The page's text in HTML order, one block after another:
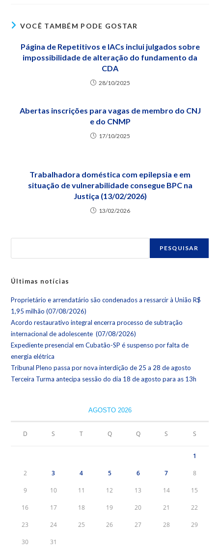
VOCÊ TAMBÉM PODE GOSTAR
Página de Repetitivos e IACs inclui julgados sobre
impossibilidade de alteração do fundamento da
CDA
28/10/2025
Abertas inscrições para vagas de membro do CNJ
e do CNMP
17/10/2025
Trabalhadora doméstica com epilepsia e em
situação de vulnerabilidade consegue BPC na
Justiça (13/02/2026)
13/02/2026
PESQUISAR
Últimas notícias
Proprietário e arrendatário são condenados a ressarcir à União R$
1,95 milhão (07/08/2026)
Acordo restaurativo integral encerra processo de subtração
internacional de adolescente (07/08/2026)
Expediente presencial em Cubatão-SP é suspenso por falta de
energia elétrica
Tribunal Pleno passa por nova interdição de 25 a 28 de agosto
Terceira Turma antecipa sessão do dia 18 de agosto para as 13h
AGOSTO 2026
D S T Q Q S S
1
2 3 4 5 6 7 8
9 10 11 12 13 14 15
16 17 18 19 20 21 22
23 24 25 26 27 28 29
30 31